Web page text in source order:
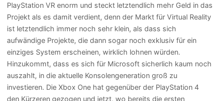
PlayStation VR enorm und steckt letztendlich mehr Geld in das
Projekt als es damit verdient, denn der Markt für Virtual Reality
ist letztendlich immer noch sehr klein, als dass sich
aufwändige Projekte, die dann sogar noch exklusiv für ein
einziges System erscheinen, wirklich lohnen würden.
Hinzukommt, dass es sich für Microsoft sicherlich kaum noch
auszahlt, in die aktuelle Konsolengeneration groß zu
investieren. Die Xbox One hat gegenüber der PlayStation 4
den Kürzeren gezogen und jetzt, wo bereits die ersten